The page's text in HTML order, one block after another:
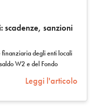
scadenze, sanzioni
finanziaria degli enti locali
W2 e del Fondo
Leggi l'articolo